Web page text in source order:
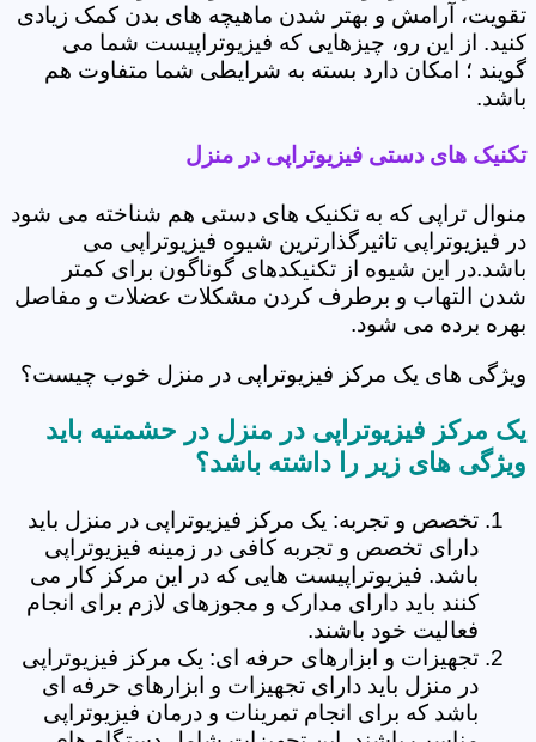
تقویت، آرامش و بهتر شدن ماهیچه های بدن کمک زیادی
کنید. از این رو، چیزهایی که فیزیوتراپیست شما می
گویند ؛ امکان دارد بسته به شرایطی شما متفاوت هم
باشد.
تکنیک های دستی فیزیوتراپی در منزل
منوال تراپی که به تکنیک های دستی هم شناخته می شود
در فیزیوتراپی تاثیرگذارترین شیوه فیزیوتراپی می
باشد.در این شیوه از تکنیکدهای گوناگون برای کمتر
شدن التهاب و برطرف کردن مشکلات عضلات و مفاصل
بهره برده می شود.
ویژگی های یک مرکز فیزیوتراپی در منزل خوب چیست؟
یک مرکز فیزیوتراپی در منزل در حشمتیه باید
ویژگی های زیر را داشته باشد؟
تخصص و تجربه: یک مرکز فیزیوتراپی در منزل باید
دارای تخصص و تجربه کافی در زمینه فیزیوتراپی
باشد. فیزیوتراپیست هایی که در این مرکز کار می
کنند باید دارای مدارک و مجوزهای لازم برای انجام
فعالیت خود باشند.
تجهیزات و ابزارهای حرفه ای: یک مرکز فیزیوتراپی
در منزل باید دارای تجهیزات و ابزارهای حرفه ای
باشد که برای انجام تمرینات و درمان فیزیوتراپی